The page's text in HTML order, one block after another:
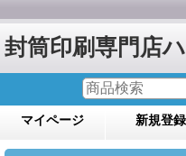
封筒印刷専門店
マイページ 新規登